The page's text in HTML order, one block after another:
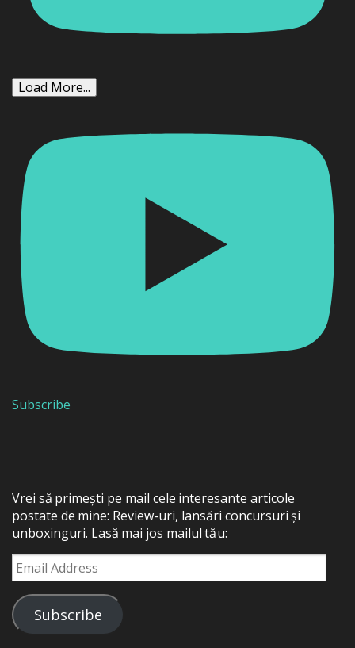
Load More...
Subscribe
Vrei să primești pe mail cele interesante articole
postate de mine: Review-uri, lansări concursuri și
unboxinguri. Lasă mai jos mailul tău:
Email
Address
Subscribe